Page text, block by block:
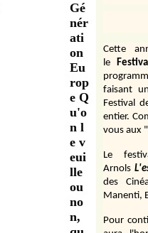
Gé
nér
ati
on
Eu
rop
e Q
u'o
n l
e v
eui
lle
ou
no
n,
Cette
le
faisant
Festival
entier.
vous aux "
Le
Arnols
des
Manenti,
Pour